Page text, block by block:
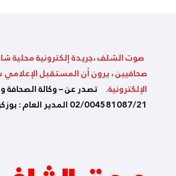
صوت الشلف ،جريدة إلكترونية محلية
صحافيين ، يرون أن المستقبل
الإلكترونية. تصدر عن – وكالة
02/004581087/21 المدير العام : بوزكري عبد الرحمان.